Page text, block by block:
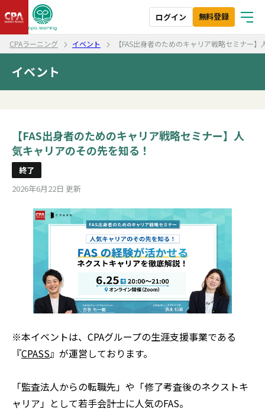
ログイン 無料登録
CPAラーニング イベント 【FAS出身者のためのキャリア戦略セミナー
イベント
【FAS出身者のためのキャリア戦略セミナー】人
気キャリアのその先を知る！
終了
2026年6月22日 更新
※本イベントは、CPAグループの生涯支援事業である
『CPASS』が運営しております。
「監査法人からの転職先」や「修了考査後のネクストキ
ャリア」として若手会計士に人気のFAS。